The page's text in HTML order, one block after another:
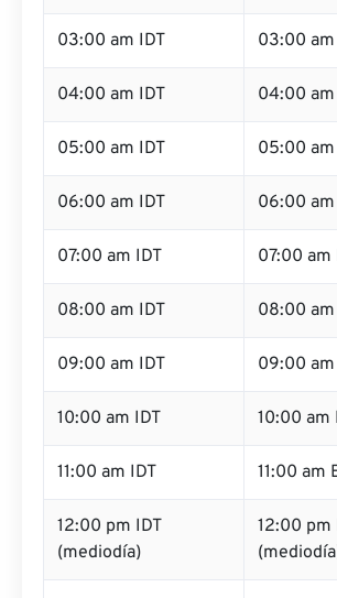
03:00 am IDT 03:00 am
04:00 am IDT 04:00 am
05:00 am IDT 05:00 am
06:00 am IDT 06:00 am
07:00 am IDT 07:00 am
08:00 am IDT 08:00 am
09:00 am IDT 09:00 am
10:00 am IDT 10:00 am
11:00 am IDT 11:00 am
12:00 pm IDT
(mediodía)
12:00 pm